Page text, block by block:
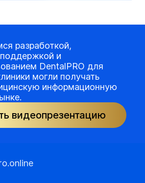
разработкой,
и
DentalPRO для
могли получать
информационную
видеопрезентацию